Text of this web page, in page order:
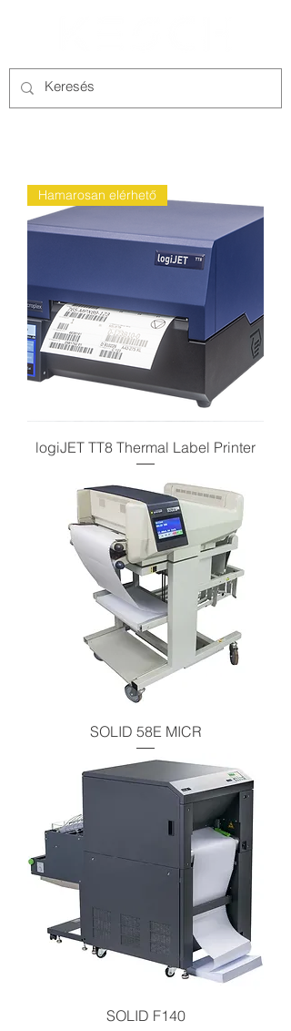
Hamarosan elérhető
logiJET TT8 Thermal Label Printer
SOLID 58E MICR
SOLID F140